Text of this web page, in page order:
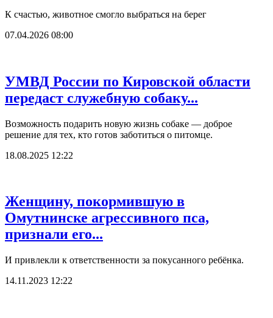
К счастью, животное смогло выбраться на берег
07.04.2026 08:00
УМВД России по Кировской области
передаст служебную собаку...
Возможность подарить новую жизнь собаке — доброе
решение для тех, кто готов заботиться о питомце.
18.08.2025 12:22
Женщину, покормившую в
Омутнинске агрессивного пса,
признали его...
И привлекли к ответственности за покусанного ребёнка.
14.11.2023 12:22